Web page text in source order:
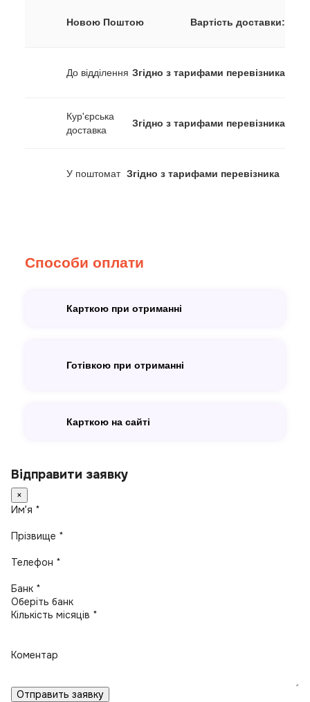
Новою Поштою Вартість доставки:
До відділення Згідно з тарифами перевізника
Кур'єрська
доставка
Згідно з тарифами перевізника
У поштомат Згідно з тарифами перевізника
Способи оплати
Карткою при отриманні
Готівкою при отриманні
Карткою на сайті
Відправити заявку
×
Имʼя *
Прізвище *
Телефон *
Банк *
Кількість місяців *
Коментар
Отправить заявку